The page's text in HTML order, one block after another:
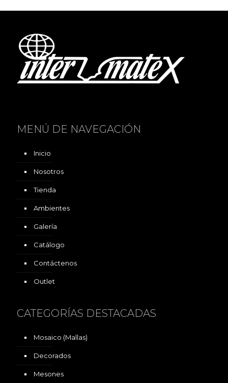
MENÚ DE NAVEGACIÓN
Inicio
Nosotros
Tienda
Ambientes
Galería
Catálogo
Contáctenos
Outlet
CATEGORÍAS DESTACADAS
Mosaico (Mallas)
Decorados
Mesones